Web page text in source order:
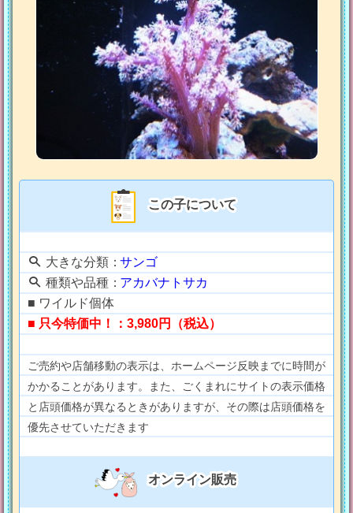
この子について
大きな分類：サンゴ
種類や品種：アカバナトサカ
■ ワイルド個体
■ 只今特価中！：3,980円（税込）
ご売約や店舗移動の表示は、ホームページ反映までに時間が
かかることがあります。また、ごくまれにサイトの表示価格
と店頭価格が異なるときがありますが、その際は店頭価格を
優先させていただきます
オンライン販売